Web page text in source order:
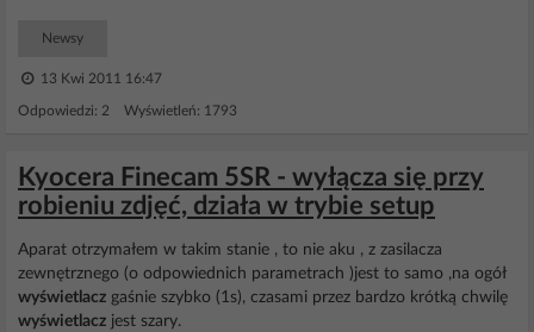
Newsy
13 Kwi 2011 16:47
Odpowiedzi: 2 Wyświetleń: 1793
Kyocera Finecam 5SR - wyłącza się przy
robieniu zdjęć, działa w trybie setup
Aparat otrzymałem w takim stanie , to nie aku , z zasilacza
zewnętrznego (o odpowiednich parametrach )jest to samo ,na ogół
wyświetlacz gaśnie szybko (1s), czasami przez bardzo krótką chwilę
wyświetlacz jest szary.